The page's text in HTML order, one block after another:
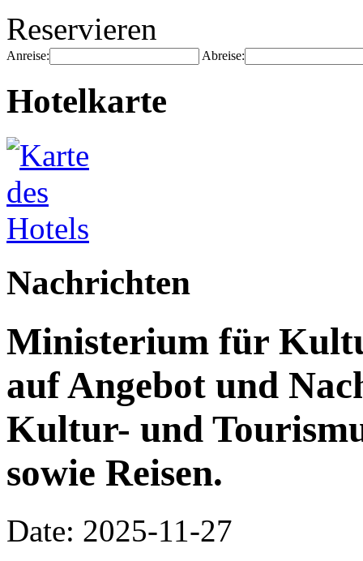
Reservieren
Anreise: Abreise:
Hotelkarte
Nachrichten
Ministerium für
auf Angebot und
Kultur- und
sowie Reisen.
Date: 2025-11-27